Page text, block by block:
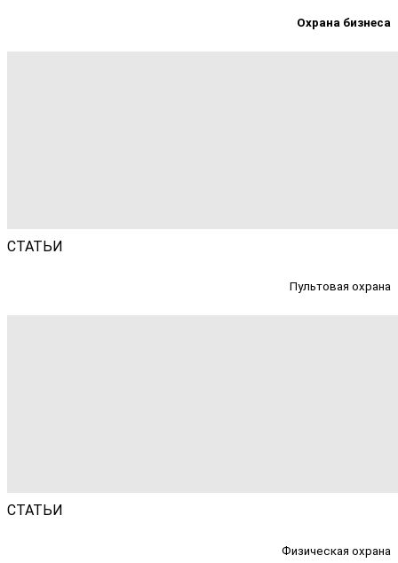
Охрана бизнеса
СТАТЬИ
Пультовая охрана
СТАТЬИ
Физическая охрана